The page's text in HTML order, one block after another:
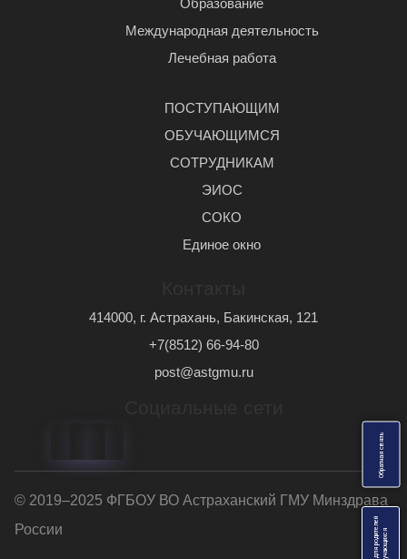
О
б
р
а
т
н
а
я
с
в
я
з
ь
я
Международная деятельность
Лечебная работа
ПОСТУПАЮЩИМ
ОБУЧАЮЩИМСЯ
СОТРУДНИКАМ
ЭИОС
СОКО
Единое окно
414000, г. Астрахань, Бакинская, 121
+7(8512) 66-94-80
post@astgmu.ru
© 2019–2025 ФГБОУ ВО Астраханский ГМУ Минздрава
России